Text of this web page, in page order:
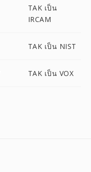
TAK เป็น
IRCAM
TAK เป็น NIST
TAK เป็น VOX